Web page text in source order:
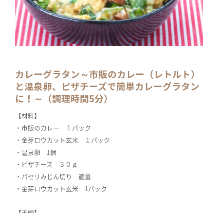
カレーグラタン～市販のカレー（レトルト）
と温泉卵、ピザチーズで簡単カレーグラタン
に！～（調理時間5分）
【材料】
・市販のカレー １パック
・金芽ロウカット玄米 １パック
・温泉卵 1個
・ピザチーズ ３０ｇ
・パセリみじん切り 適量
・金芽ロウカット玄米 1パック